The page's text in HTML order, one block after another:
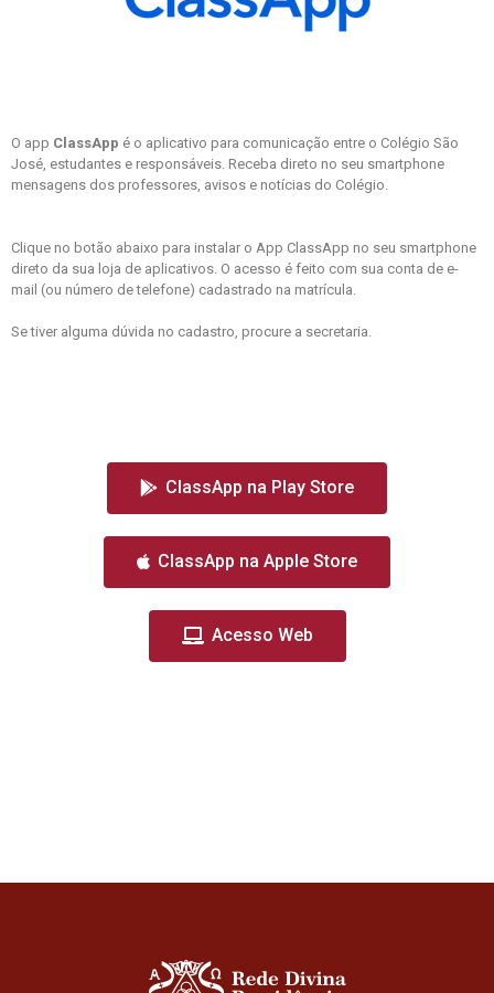
O app ClassApp é o aplicativo para comunicação entre o Colégio São
José, estudantes e responsáveis. Receba direto no seu smartphone
mensagens dos professores, avisos e notícias do Colégio.
Clique no botão abaixo para instalar o App ClassApp no seu smartphone
direto da sua loja de aplicativos. O acesso é feito com sua conta de e-
mail (ou número de telefone) cadastrado na matrícula.
Se tiver alguma dúvida no cadastro, procure a secretaria.
ClassApp na Play Store
ClassApp na Apple Store
Acesso Web